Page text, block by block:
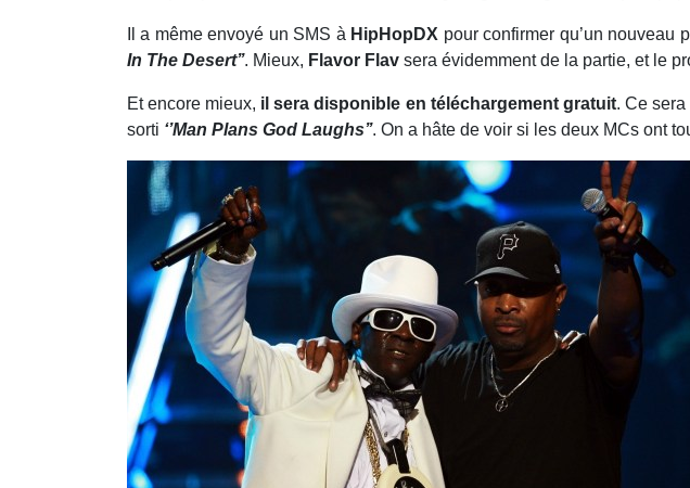
Il a même envoyé un SMS à HipHopDX pour confirmer qu’un nouveau
In The Desert’’. Mieux, Flavor Flav sera évidemment de la partie, et le
Et encore mieux, il sera disponible en téléchargement gratuit. Ce
sorti ‘’Man Plans God Laughs’’. On a hâte de voir si les deux MCs ont